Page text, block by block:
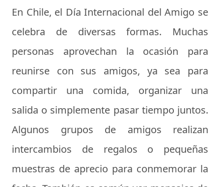
En Chile, el Día Internacional del Amigo se
celebra de diversas formas. Muchas
personas aprovechan la ocasión para
reunirse con sus amigos, ya sea para
compartir una comida, organizar una
salida o simplemente pasar tiempo juntos.
Algunos grupos de amigos realizan
intercambios de regalos o pequeñas
muestras de aprecio para conmemorar la